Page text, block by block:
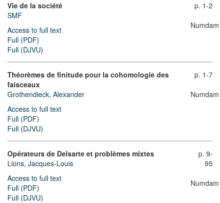
Vie de la société
SMF
Access to full text
Full (PDF)
Full (DJVU)
p. 1-2
Numdam
Théorèmes de finitude pour la cohomologie des
faisceaux
Grothendieck, Alexander
Access to full text
Full (PDF)
Full (DJVU)
p. 1-7
Numdam
Opérateurs de Delsarte et problèmes mixtes
Lions, Jacques-Louis
Access to full text
Full (PDF)
Full (DJVU)
p. 9-
95
Numdam